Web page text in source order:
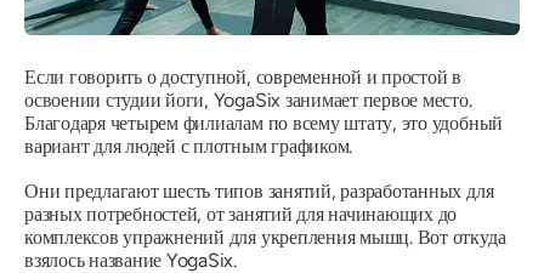
Если говорить о доступной, современной и простой в
освоении студии йоги, YogaSix занимает первое место.
Благодаря четырем филиалам по всему штату, это удобный
вариант для людей с плотным графиком.
Они предлагают шесть типов занятий, разработанных для
разных потребностей, от занятий для начинающих до
комплексов упражнений для укрепления мышц. Вот откуда
взялось название YogaSix.